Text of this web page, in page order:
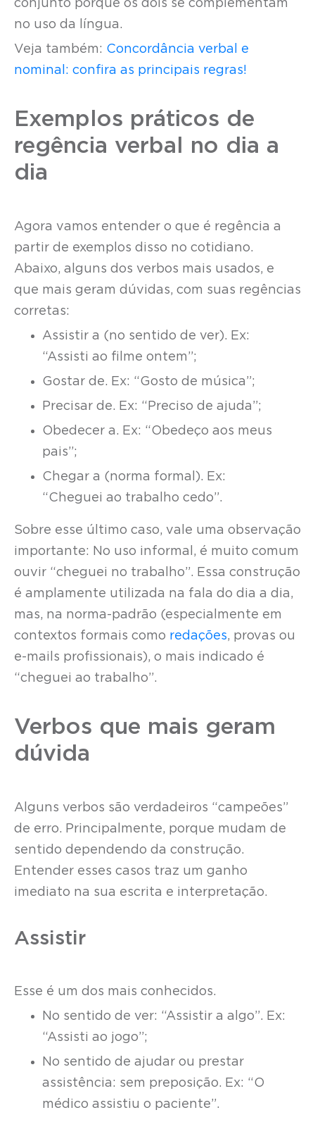
conjunto porque os dois se complementam
no uso da língua.
Veja também: Concordância verbal e
nominal: confira as principais regras!
Exemplos práticos de
regência verbal no dia a
dia
Agora vamos entender o que é regência a
partir de exemplos disso no cotidiano.
Abaixo, alguns dos verbos mais usados, e
que mais geram dúvidas, com suas regências
corretas:
Assistir a (no sentido de ver). Ex:
“Assisti ao filme ontem”;
Gostar de. Ex: “Gosto de música”;
Precisar de. Ex: “Preciso de ajuda”;
Obedecer a. Ex: “Obedeço aos meus
pais”;
Chegar a (norma formal). Ex:
“Cheguei ao trabalho cedo”.
Sobre esse último caso, vale uma observação
importante: No uso informal, é muito comum
ouvir “cheguei no trabalho”. Essa construção
é amplamente utilizada na fala do dia a dia,
mas, na norma-padrão (especialmente em
contextos formais como redações, provas ou
e-mails profissionais), o mais indicado é
“cheguei ao trabalho”.
Verbos que mais geram
dúvida
Alguns verbos são verdadeiros “campeões”
de erro. Principalmente, porque mudam de
sentido dependendo da construção.
Entender esses casos traz um ganho
imediato na sua escrita e interpretação.
Assistir
Esse é um dos mais conhecidos.
No sentido de ver: “Assistir a algo”. Ex:
“Assisti ao jogo”;
No sentido de ajudar ou prestar
assistência: sem preposição. Ex: “O
médico assistiu o paciente”.